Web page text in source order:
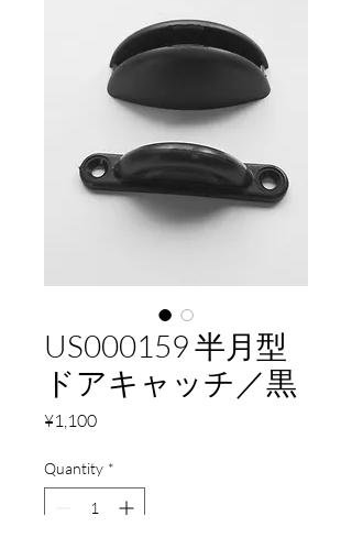
US000159 半月型
ドアキャッチ／黒
¥1,100Price
Quantity *